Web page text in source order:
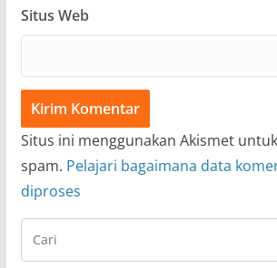
Situs Web
Situs ini menggunakan Akismet
spam. Pelajari bagaimana data
diproses